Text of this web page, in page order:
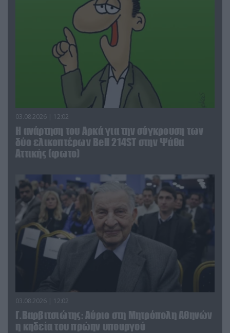
03.08.2026 | 12:02
Η ανάρτηση του Αρκά για την σύγκρουση των
δύο ελικοπτέρων Bell 214ST στην Ψάθα
Αττικής (φωτο)
03.08.2026 | 12:02
Γ.Βαρβιτσιώτης: Aύριο στη Μητρόπολη Αθηνών
η κηδεία του πρώην υπουργού